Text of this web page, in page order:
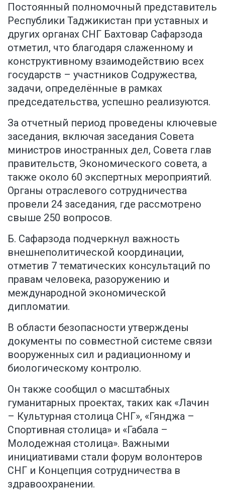
Постоянный полномочный представитель
Республики Таджикистан при уставных и
других органах СНГ Бахтовар Сафарзода
отметил, что благодаря слаженному и
конструктивному взаимодействию всех
государств – участников Содружества,
задачи, определённые в рамках
председательства, успешно реализуются.
За отчетный период проведены ключевые
заседания, включая заседания Совета
министров иностранных дел, Совета глав
правительств, Экономического совета, а
также около 60 экспертных мероприятий.
Органы отраслевого сотрудничества
провели 24 заседания, где рассмотрено
свыше 250 вопросов.
Б. Сафарзода подчеркнул важность
внешнеполитической координации,
отметив 7 тематических консультаций по
правам человека, разоружению и
международной экономической
дипломатии.
В области безопасности утверждены
документы по совместной системе связи
вооруженных сил и радиационному и
биологическому контролю.
Он также сообщил о масштабных
гуманитарных проектах, таких как «Лачин
– Культурная столица СНГ», «Гянджа –
Спортивная столица» и «Габала –
Молодежная столица». Важными
инициативами стали форум волонтеров
СНГ и Концепция сотрудничества в
здравоохранении.